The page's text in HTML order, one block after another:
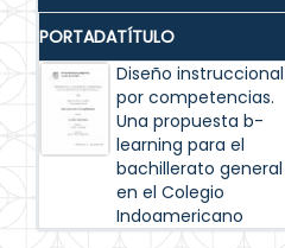
PORTADATÍTULO
Diseño instruccional
por competencias.
Una propuesta b-
learning para el
bachillerato general
en el Colegio
Indoamericano